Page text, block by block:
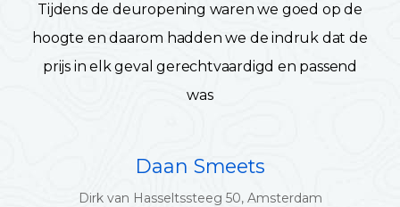
Tijdens de deuropening waren we goed op de
hoogte en daarom hadden we de indruk dat de
prijs in elk geval gerechtvaardigd en passend
was
Daan Smeets
Dirk van Hasseltssteeg 50, Amsterdam